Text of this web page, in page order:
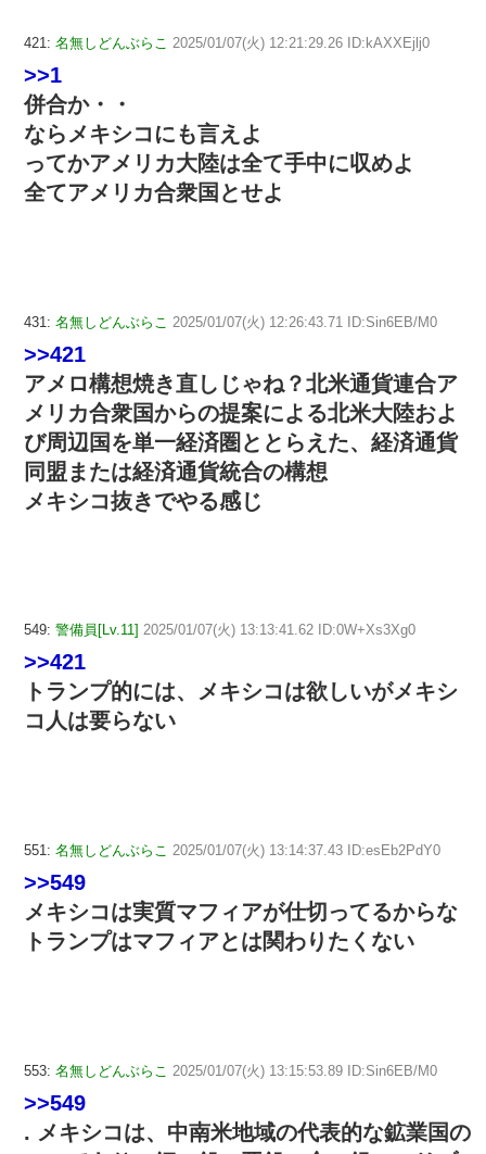
421: 名無しどんぶらこ 2025/01/07(火) 12:21:29.26 ID:kAXXEjlj0
>>1
併合か・・
ならメキシコにも言えよ
ってかアメリカ大陸は全て手中に収めよ
全てアメリカ合衆国とせよ
431: 名無しどんぶらこ 2025/01/07(火) 12:26:43.71 ID:Sin6EB/M0
>>421
アメロ構想焼き直しじゃね？北米通貨連合ア
メリカ合衆国からの提案による北米大陸およ
び周辺国を単一経済圏ととらえた、経済通貨
同盟または経済通貨統合の構想
メキシコ抜きでやる感じ
549: 警備員[Lv.11] 2025/01/07(火) 13:13:41.62 ID:0W+Xs3Xg0
>>421
トランプ的には、メキシコは欲しいがメキシ
コ人は要らない
551: 名無しどんぶらこ 2025/01/07(火) 13:14:37.43 ID:esEb2PdY0
>>549
メキシコは実質マフィアが仕切ってるからな
トランプはマフィアとは関わりたくない
553: 名無しどんぶらこ 2025/01/07(火) 13:15:53.89 ID:Sin6EB/M0
>>549
. メキシコは、中南米地域の代表的な鉱業国の